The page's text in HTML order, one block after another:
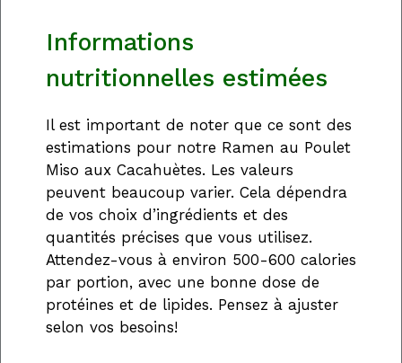
Informations
nutritionnelles estimées
Il est important de noter que ce sont des
estimations pour notre Ramen au Poulet
Miso aux Cacahuètes. Les valeurs
peuvent beaucoup varier. Cela dépendra
de vos choix d’ingrédients et des
quantités précises que vous utilisez.
Attendez-vous à environ 500-600 calories
par portion, avec une bonne dose de
protéines et de lipides. Pensez à ajuster
selon vos besoins!